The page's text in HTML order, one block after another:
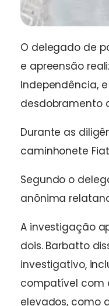
O delegado de
e apreensão
Independência,
desdobramento
Durante as
caminhonete
Segundo o
anônima
A investigação
dois. Barbatto
investigativo,
compatível com
elevados, como